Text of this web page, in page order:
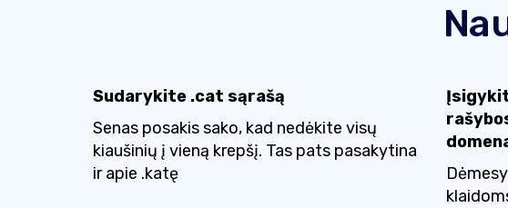
Sudarykite .cat sąrašą
Senas posakis sako, kad nedėkite visų
kiaušinių į vieną krepšį. Tas pats pasakytina
ir apie .katę